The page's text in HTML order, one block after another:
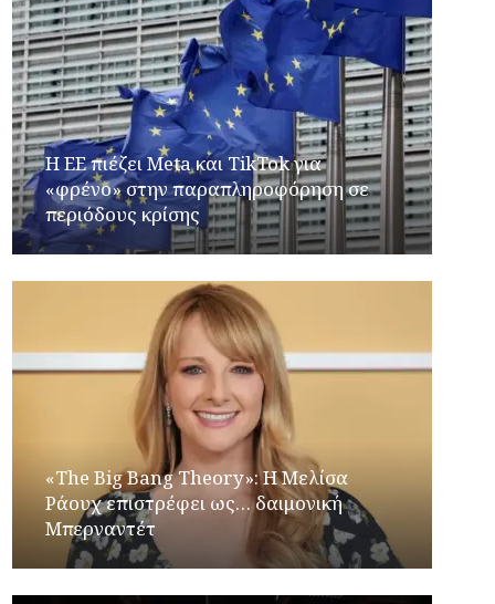
Η ΕΕ πιέζει Meta και TikTok για
«φρένο» στην παραπληροφόρηση σε
περιόδους κρίσης
«The Big Bang Theory»: Η Μελίσα
Ράουχ επιστρέφει ως… δαιμονική
Μπερναντέτ